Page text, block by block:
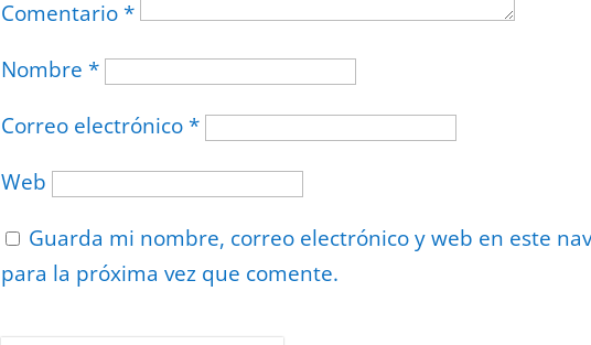
Comentario *
Nombre *
Correo electrónico *
Web
Guarda mi nombre, correo electrónico y web en este
para la próxima vez que comente.